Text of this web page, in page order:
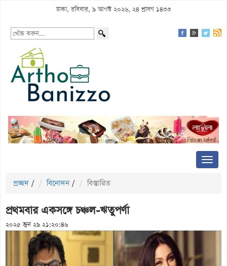
ঢাকা, রবিবার, ৯ আগস্ট ২০২৬, ২৪ শ্রাবণ ১৪৩৩
প্রচ্ছদ / বিনোদন / বিস্তারিত
প্রথমবার একসঙ্গে চঞ্চল-ঋতুপর্ণা
২০২৫ জুন ২৯ ২১:২০:৪৬